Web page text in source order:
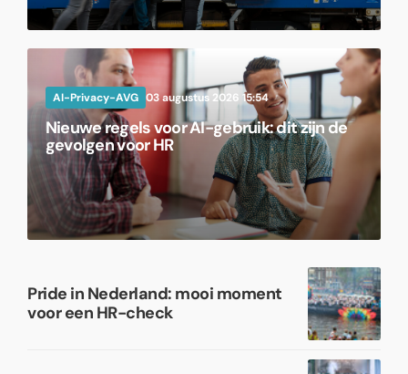
AI-Privacy-AVG 03 augustus 2026 15:54
Nieuwe regels voor AI-gebruik: dit zijn de
gevolgen voor HR
Pride in Nederland: mooi moment
voor een HR-check